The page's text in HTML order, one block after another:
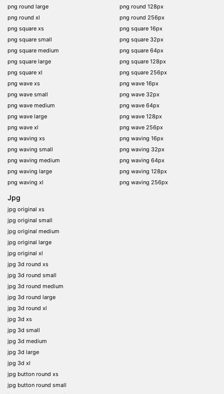
png round large
png round xl
png square xs
png square small
png square medium
png square large
png square xl
png wave xs
png wave small
png wave medium
png wave large
png wave xl
png waving xs
png waving small
png waving medium
png waving large
png waving xl
png round 128px
png round 256px
png square 16px
png square 32px
png square 64px
png square 128px
png square 256px
png wave 16px
png wave 32px
png wave 64px
png wave 128px
png wave 256px
png waving 16px
png waving 32px
png waving 64px
png waving 128px
png waving 256px
Jpg
jpg original xs
jpg original small
jpg original medium
jpg original large
jpg original xl
jpg 3d round xs
jpg 3d round small
jpg 3d round medium
jpg 3d round large
jpg 3d round xl
jpg 3d xs
jpg 3d small
jpg 3d medium
jpg 3d large
jpg 3d xl
jpg button round xs
jpg button round small